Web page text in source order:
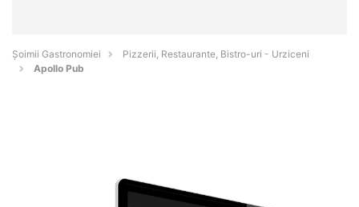
Șoimii Gastronomiei
Pizzerii, Restaurante, Bistro-uri - Urziceni
Apollo Pub